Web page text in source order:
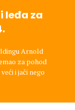
leđa za
Arnold
za pohod
i jači nego